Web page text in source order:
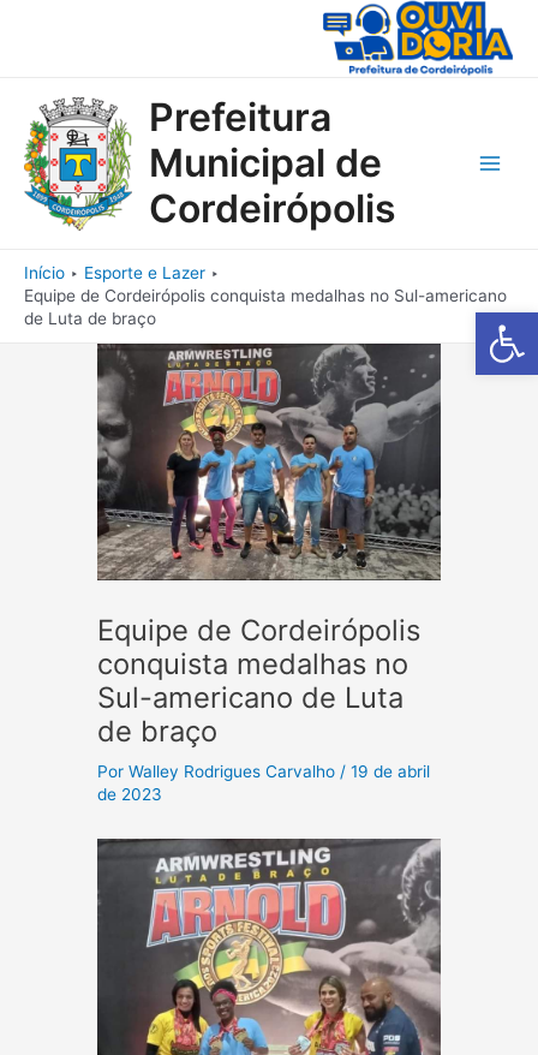
Barra de
Prefeitura
Municipal de
Cordeirópolis
Início
Esporte e Lazer
Equipe de Cordeirópolis conquista medalhas no Sul-americano
de Luta de braço
Equipe de Cordeirópolis
conquista medalhas no
Sul-americano de Luta
de braço
PorWalley Rodrigues Carvalho /19 de abril
de 2023